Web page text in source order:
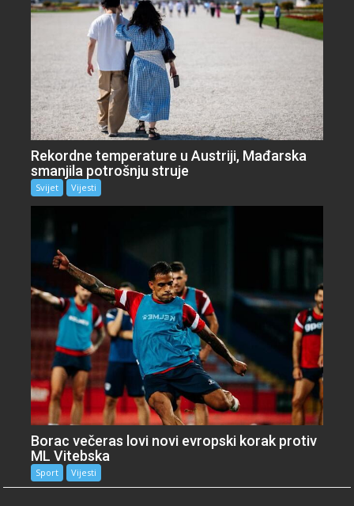
Rekordne temperature u Austriji, Mađarska
smanjila potrošnju struje
Svijet Vijesti
Borac večeras lovi novi evropski korak protiv
ML Vitebska
Sport Vijesti